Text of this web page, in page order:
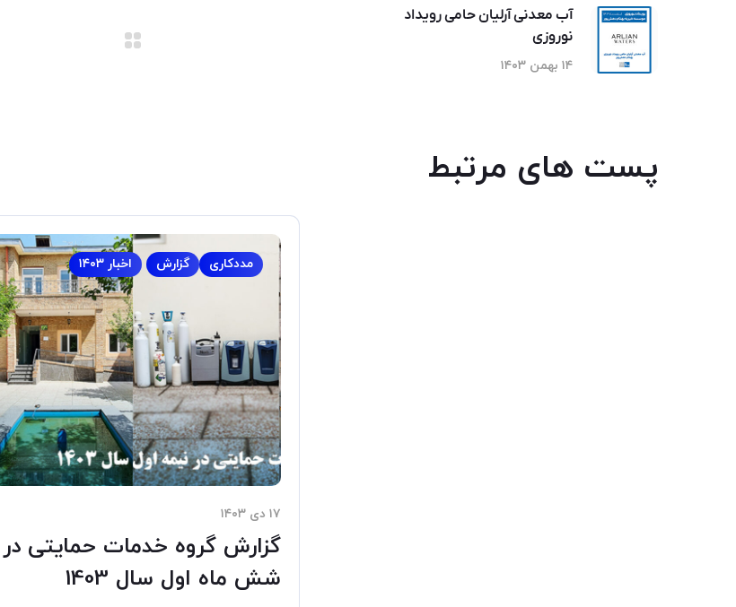
آب معدنی آرلیان حامی رویداد
نوروزی
۱۴ بهمن ۱۴۰۳
پست های مرتبط
اخبار ۱۴۰۳ گزارش مددکاری
۱۷ دی ۱۴۰۳
گزارش گروه خدمات حمایتی در
شش ماه اول سال 1403